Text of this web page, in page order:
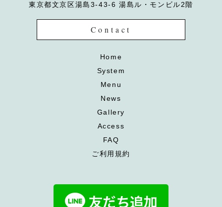
東京都文京区湯島3-43-6 湯島ル・モンビル2階
Contact
Home
System
Menu
News
Gallery
Access
FAQ
ご利用規約